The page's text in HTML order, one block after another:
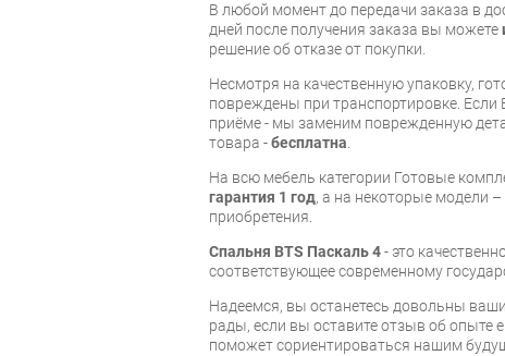
В любой момент до передачи заказа в
дней после получения заказа вы можете
решение об отказе от покупки.
Несмотря на качественную упаковку,
повреждены при транспортировке. Если
приёме - мы заменим поврежденную
товара -бесплатна.
На всю мебель категории Готовые
гарантия 1 год, а на некоторые модели
приобретения.
Спальня BTS Паскаль 4- это
соответствующее современному
Надеемся, вы останетесь довольны
рады, если вы оставите отзыв об опыте
поможет сориентироваться нашим